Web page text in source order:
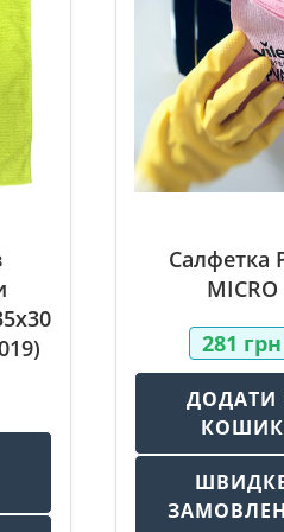
Салфетка
MICRO
281 грн
ДОДАТИ
КОШИК